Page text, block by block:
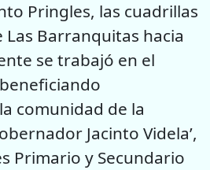
Pringles, las cuadrillas
Barranquitas hacia
se trabajó en el
comunidad de la
Jacinto Videla’,
Primario y Secundario